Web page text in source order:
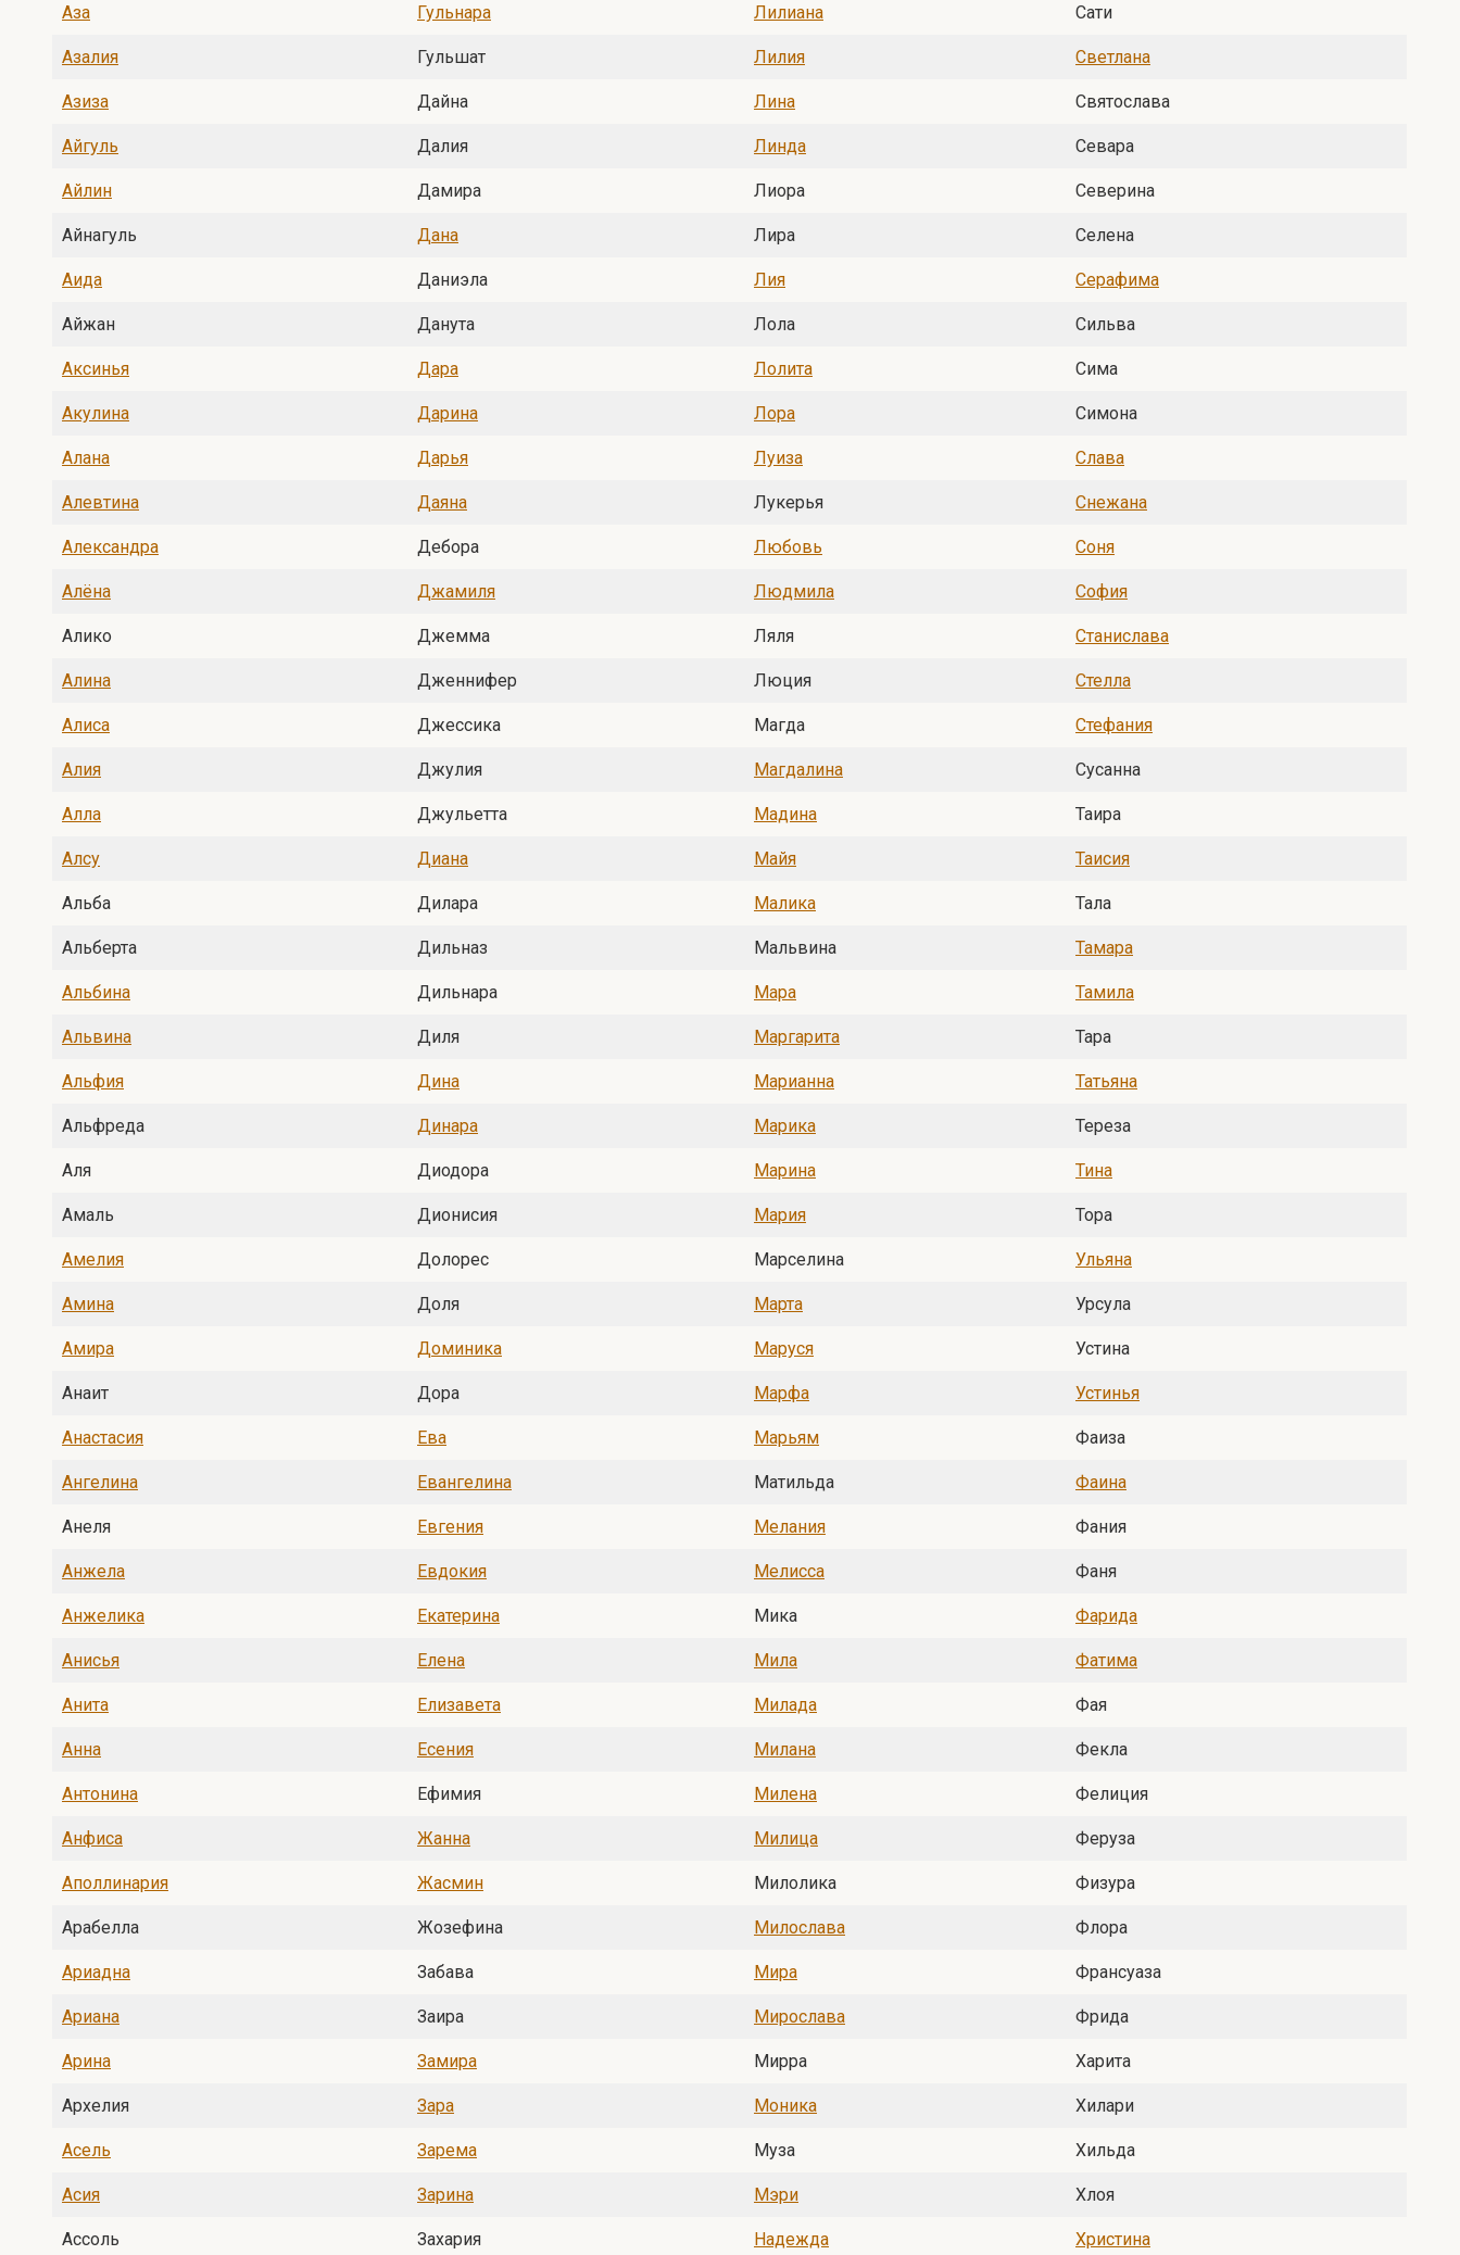
Аза Гульнара Лилиана Сати
Азалия Гульшат Лилия Светлана
Азиза Дайна Лина Святослава
Айгуль Далия Линда Севара
Айлин Дамира Лиора Северина
Айнагуль Дана Лира Селена
Аида Даниэла Лия Серафима
Айжан Данута Лола Сильва
Аксинья Дара Лолита Сима
Акулина Дарина Лора Симона
Алана Дарья Луиза Слава
Алевтина Даяна Лукерья Снежана
Александра Дебора Любовь Соня
Алёна Джамиля Людмила София
Алико Джемма Ляля Станислава
Алина Дженнифер Люция Стелла
Алиса Джессика Магда Стефания
Алия Джулия Магдалина Сусанна
Алла Джульетта Мадина Таира
Алсу Диана Майя Таисия
Альба Дилара Малика Тала
Альберта Дильназ Мальвина Тамара
Альбина Дильнара Мара Тамила
Альвина Диля Маргарита Тара
Альфия Дина Марианна Татьяна
Альфреда Динара Марика Тереза
Аля Диодора Марина Тина
Амаль Дионисия Мария Тора
Амелия Долорес Марселина Ульяна
Амина Доля Марта Урсула
Амира Доминика Маруся Устина
Анаит Дора Марфа Устинья
Анастасия Ева Марьям Фаиза
Ангелина Евангелина Матильда Фаина
Анеля Евгения Мелания Фания
Анжела Евдокия Мелисса Фаня
Анжелика Екатерина Мика Фарида
Анисья Елена Мила Фатима
Анита Елизавета Милада Фая
Анна Есения Милана Фекла
Антонина Ефимия Милена Фелиция
Анфиса Жанна Милица Феруза
Аполлинария Жасмин Милолика Физура
Арабелла Жозефина Милослава Флора
Ариадна Забава Мира Франсуаза
Ариана Заира Мирослава Фрида
Арина Замира Мирра Харита
Архелия Зара Моника Хилари
Асель Зарема Муза Хильда
Асия Зарина Мэри Хлоя
Ассоль Захария Надежда Христина